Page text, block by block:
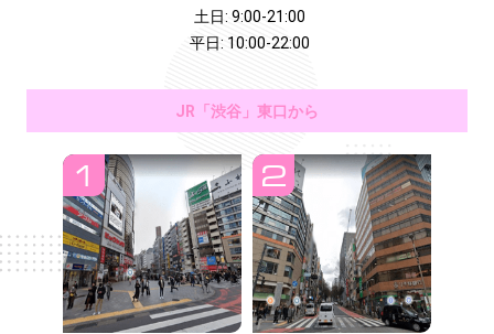
土日: 9:00-21:00
平日: 10:00-22:00
JR「渋谷」東口から